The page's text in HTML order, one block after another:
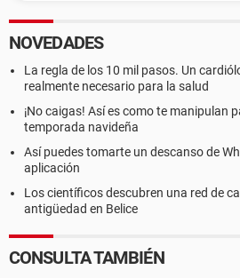
NOVEDADES
La regla de los 10 mil pasos. Un
realmente necesario para la salud
¡No caigas! Así es como te manipulan
temporada navideña
Así puedes tomarte un descanso de
aplicación
Los científicos descubren una red de
antigüedad en Belice
CONSULTA TAMBIÉN